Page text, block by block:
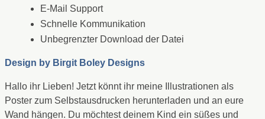
E-Mail Support
Schnelle Kommunikation
Unbegrenzter Download der Datei
Design by Birgit Boley Designs
Hallo ihr Lieben! Jetzt könnt ihr meine Illustrationen als
Poster zum Selbstausdrucken herunterladen und an eure
Wand hängen. Du möchtest deinem Kind ein süßes und